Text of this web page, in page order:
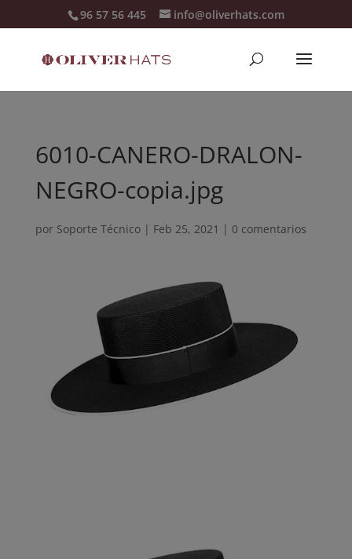
96 57 56 445 info@oliverhats.com
6010-CANERO-DRALON-
NEGRO-copia.jpg
por Soporte Técnico| Feb 25, 2021 | 0 comentarios